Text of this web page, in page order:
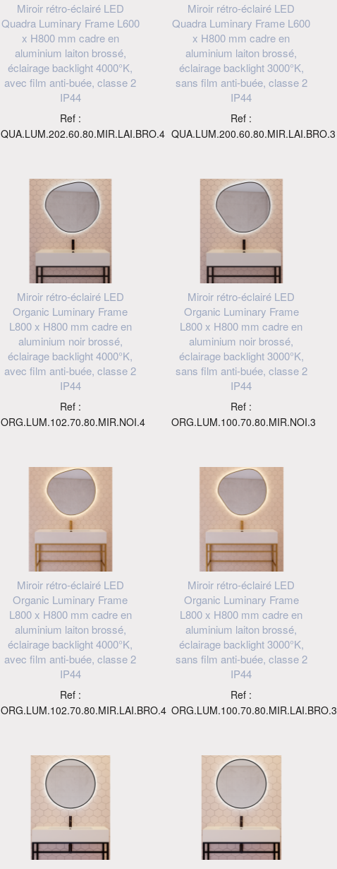
Miroir rétro-éclairé LED
Quadra Luminary Frame L600
x H800 mm cadre en
aluminium laiton brossé,
éclairage backlight 4000°K,
avec film anti-buée, classe 2
IP44
Ref :
QUA.LUM.202.60.80.MIR.LAI.BRO.4
Miroir rétro-éclairé LED
Quadra Luminary Frame L600
x H800 mm cadre en
aluminium laiton brossé,
éclairage backlight 3000°K,
sans film anti-buée, classe 2
IP44
Ref :
QUA.LUM.200.60.80.MIR.LAI.BRO.3
Miroir rétro-éclairé LED
Organic Luminary Frame
L800 x H800 mm cadre en
aluminium noir brossé,
éclairage backlight 4000°K,
avec film anti-buée, classe 2
IP44
Ref :
ORG.LUM.102.70.80.MIR.NOI.4
Miroir rétro-éclairé LED
Organic Luminary Frame
L800 x H800 mm cadre en
aluminium noir brossé,
éclairage backlight 3000°K,
sans film anti-buée, classe 2
IP44
Ref :
ORG.LUM.100.70.80.MIR.NOI.3
Miroir rétro-éclairé LED
Organic Luminary Frame
L800 x H800 mm cadre en
aluminium laiton brossé,
éclairage backlight 4000°K,
avec film anti-buée, classe 2
IP44
Ref :
ORG.LUM.102.70.80.MIR.LAI.BRO.4
Miroir rétro-éclairé LED
Organic Luminary Frame
L800 x H800 mm cadre en
aluminium laiton brossé,
éclairage backlight 3000°K,
sans film anti-buée, classe 2
IP44
Ref :
ORG.LUM.100.70.80.MIR.LAI.BRO.3